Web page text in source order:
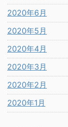
2020年6月
2020年5月
2020年4月
2020年3月
2020年2月
2020年1月